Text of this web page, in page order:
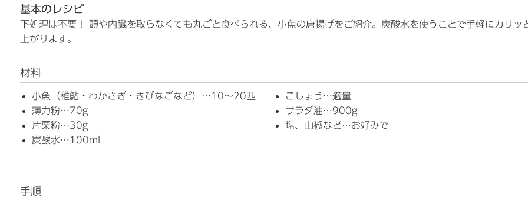
基本のレシピ
下処理は不要！ 頭や内臓を取らなくても丸ごと食べられる、小魚の唐揚げをご紹介。炭酸水を使うことで手軽にカリッ
上がります。
材料
小魚（稚鮎・わかさぎ・きびなごなど）…10～20匹
薄力粉…70g
片栗粉…30g
炭酸水…100ml
こしょう…適量
サラダ油…900g
塩、山椒など…お好みで
手順